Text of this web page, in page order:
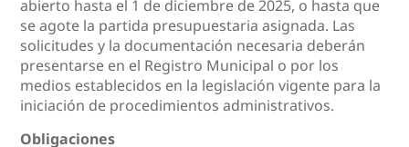
abierto hasta el 1 de diciembre de 2025, o hasta que
se agote la partida presupuestaria asignada. Las
solicitudes y la documentación necesaria deberán
presentarse en el Registro Municipal o por los
medios establecidos en la legislación vigente para la
iniciación de procedimientos administrativos.
Obligaciones